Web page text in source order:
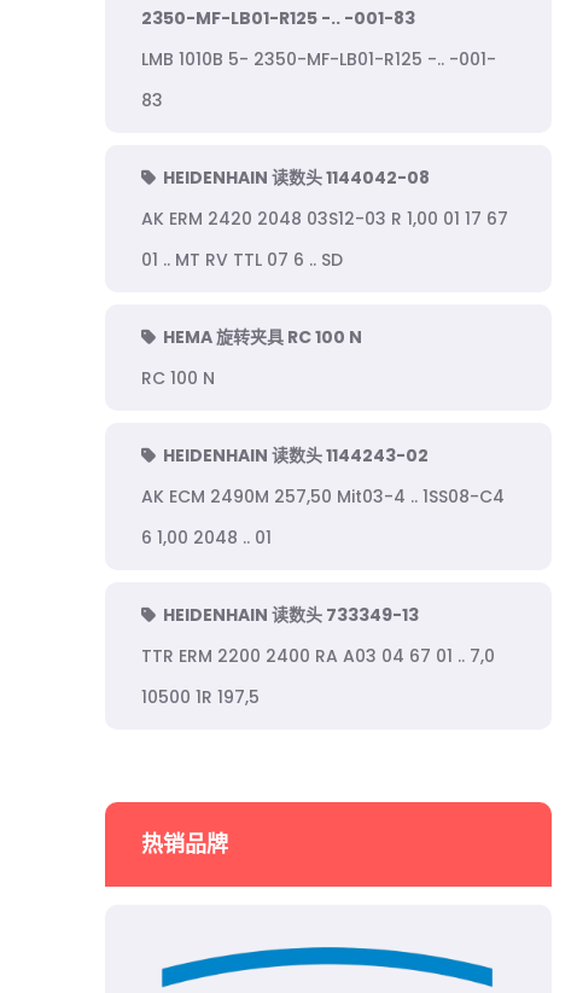
2350-MF-LB01-R125 -.. -001-83
LMB 1010B 5- 2350-MF-LB01-R125 -.. -001-
83
HEIDENHAIN 读数头 1144042-08
AK ERM 2420 2048 03S12-03 R 1,00 01 17 67
01 .. MT RV TTL 07 6 .. SD
HEMA 旋转夹具 RC 100 N
RC 100 N
HEIDENHAIN 读数头 1144243-02
AK ECM 2490M 257,50 Mit03-4 .. 1SS08-C4
6 1,00 2048 .. 01
HEIDENHAIN 读数头 733349-13
TTR ERM 2200 2400 RA A03 04 67 01 .. 7,0
10500 1R 197,5
热销品牌